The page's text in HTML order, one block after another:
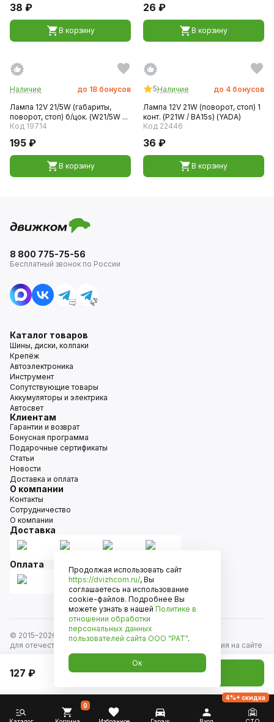
38 ₽
В корзину
26 ₽
В корзину
Наличие до 18 бонусов
Лампа 12V 21/5W (габариты,
поворот, стоп) б/цок. (W21/5W ...
Код 19714
195 ₽
В корзину
5Наличие до 4 бонусов
Лампа 12V 21W (поворот, стоп) 1
конт. (P21W / BA15s) (YADA)
Код 22446
36 ₽
В корзину
127 ₽ Добавить в корзину
8 800 775-75-56
Бесплатный звонок по России
Каталог товаров
Шины, диски, колпаки
Крепёж
Автоэлектроника
Инструмент
Сопутствующие товары
Аккумуляторы и электрика
Автосвет
Клиентам
Гарантии и возврат
Бонусная программа
Подарочные сертификаты
Статьи
Новости
Доставка и оплата
О компании
Контакты
Сотрудничество
О компании
Доставка
Оплата
© 2015–2026
Движком — сеть магазинов автозапчастей
для отечественных автомобилей и иномарок. Информация на сайте
носит исключительно информационный характер и не является
публичной офертой, определяемой положениями
ст. 437 Гражданского кодекса РФ. Все права защищены.
0
4%+ скидка
Продолжая использовать сайт
https://dvizhcom.ru/, Вы
соглашаетесь на использование
cookie-файлов. Подробнее Вы
можете узнать в нашей Политике в
отношении обработки
персональных данных
пользователей сайта ООО "РАТ".
Ок